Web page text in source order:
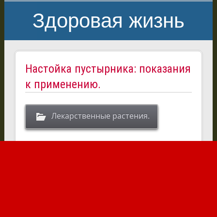
Здоровая жизнь
Настойка пустырника: показания
к применению.
Лекарственные растения.